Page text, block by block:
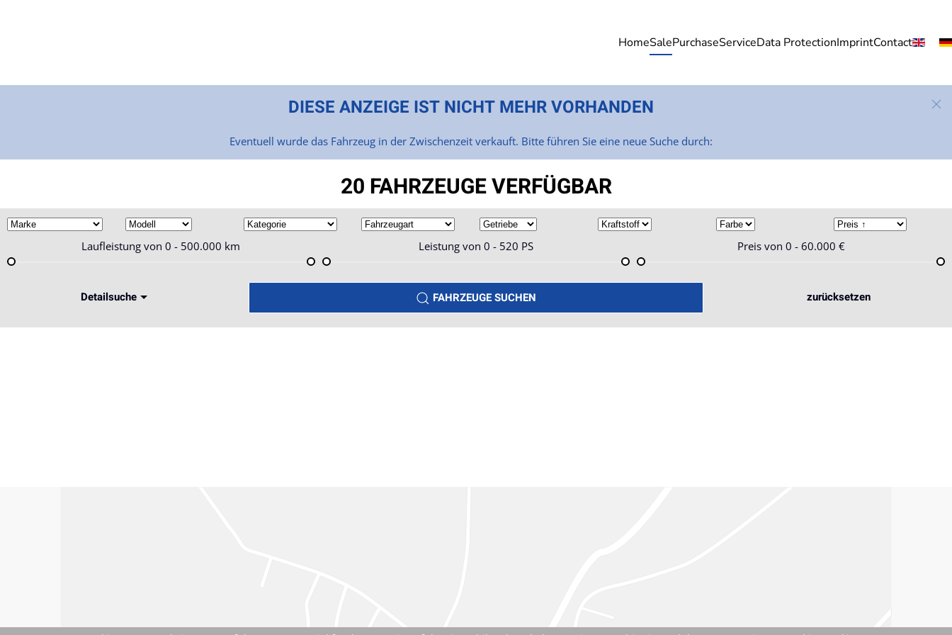
HomeSalePurchaseServiceData ProtectionImprintContact
DIESE ANZEIGE IST NICHT MEHR VORHANDEN
Eventuell wurde das Fahrzeug in der Zwischenzeit verkauft. Bitte führen Sie eine neue Suche durch:
20 FAHRZEUGE VERFÜGBAR
Laufleistung von0 - 500.000 km Leistung von 0 - 520 PS Preis von 0 - 60.000 €
Detailsuche FAHRZEUGE SUCHEN zurücksetzen